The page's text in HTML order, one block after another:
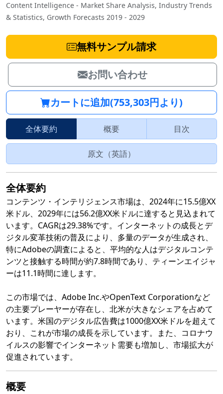
Content Intelligence - Market Share Analysis, Industry Trends
& Statistics, Growth Forecasts 2019 - 2029
無料サンプル請求
お問い合わせ
カートに追加(753,303円より)
全体要約 概要 目次
原文（英語）
全体要約
コンテンツ・インテリジェンス市場は、2024年に15.5億XX
米ドル、2029年には56.2億XX米ドルに達すると見込まれて
います。CAGRは29.38%です。インターネットの成長とデ
ジタル変革技術の普及により、多量のデータが生成され、
特にAdobeの調査によると、平均的な人はデジタルコンテ
ンツと接触する時間が約7.8時間であり、ティーンエイジャ
ーは11.1時間に達します。
この市場では、Adobe Inc.やOpenText Corporationなど
の主要プレーヤーが存在し、北米が大きなシェアを占めて
います。米国のデジタル広告費は1000億XX米ドルを超えて
おり、これが市場の成長を示しています。また、コロナウ
イルスの影響でインターネット需要も増加し、市場拡大が
促進されています。
概要